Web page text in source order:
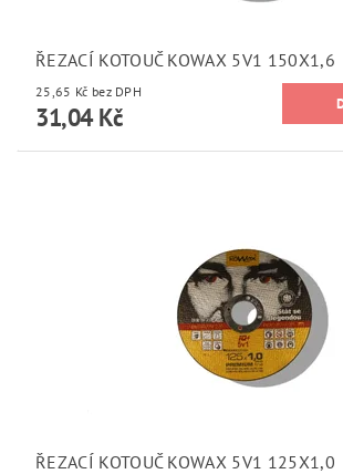
ŘEZACÍ KOTOUČ KOWAX 5V1 150X1,6
25,65 Kč bez DPH
31,04 Kč
ŘEZACÍ KOTOUČ KOWAX 5V1 125X1,0